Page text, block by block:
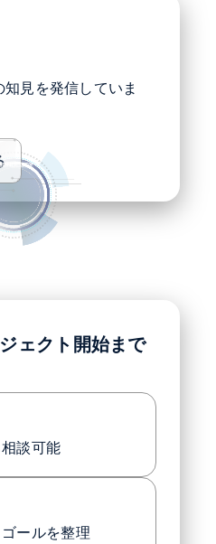
見を発信していま
ェクト開始まで
談可能
ールを整理